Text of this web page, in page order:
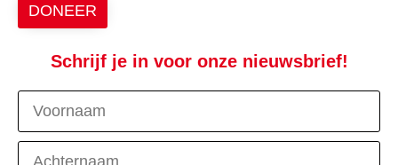
DONEER
Schrijf je in voor onze nieuwsbrief!